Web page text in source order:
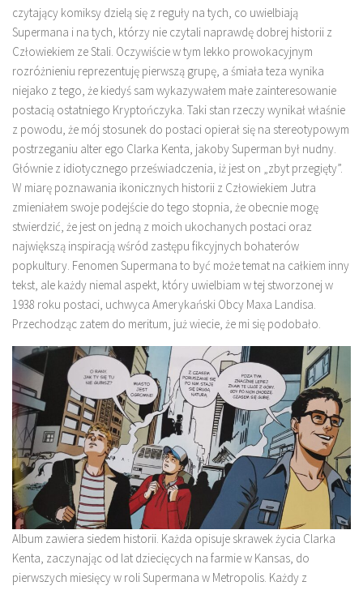
czytający komiksy dzielą się z reguły na tych, co uwielbiają
Supermana i na tych, którzy nie czytali naprawdę dobrej historii z
Człowiekiem ze Stali. Oczywiście w tym lekko prowokacyjnym
rozróżnieniu reprezentuję pierwszą grupę, a śmiała teza wynika
niejako z tego, że kiedyś sam wykazywałem małe zainteresowanie
postacią ostatniego Kryptończyka. Taki stan rzeczy wynikał właśnie
z powodu, że mój stosunek do postaci opierał się na stereotypowym
postrzeganiu alter ego Clarka Kenta, jakoby Superman był nudny.
Głównie z idiotycznego przeświadczenia, iż jest on „zbyt przegięty”.
W miarę poznawania ikonicznych historii z Człowiekiem Jutra
zmieniałem swoje podejście do tego stopnia, że obecnie mogę
stwierdzić, że jest on jedną z moich ukochanych postaci oraz
największą inspiracją wśród zastępu fikcyjnych bohaterów
popkultury. Fenomen Supermana to być może temat na całkiem inny
tekst, ale każdy niemal aspekt, który uwielbiam w tej stworzonej w
1938 roku postaci, uchwyca Amerykański Obcy Maxa Landisa.
Przechodząc zatem do meritum, już wiecie, że mi się podobało.
Album zawiera siedem historii. Każda opisuje skrawek życia Clarka
Kenta, zaczynając od lat dziecięcych na farmie w Kansas, do
pierwszych miesięcy w roli Supermana w Metropolis. Każdy z